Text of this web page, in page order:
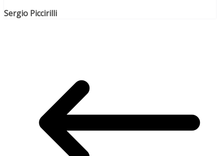
Sergio Piccirilli